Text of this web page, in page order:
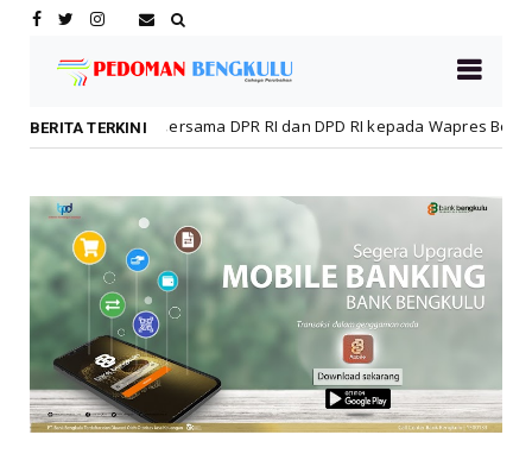
BERITA TERKINI
DPR RI dan DPD RI kepada Wapres Boediono, Sultan: Beliau